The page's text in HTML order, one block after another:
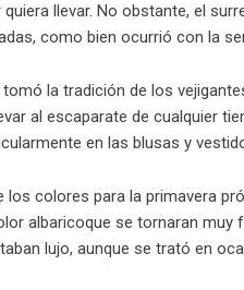
llevar. No obstante, el
como bien ocurrió con la
tomó la tradición de los
al escaparate de cualquier
en las blusas y
los colores para la primavera
albaricoque se tornaran muy
lujo, aunque se trató en